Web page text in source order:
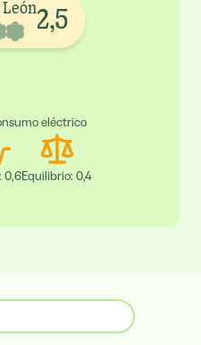
2,5
eléctrico
:0,6Equilibrio:0,4